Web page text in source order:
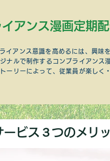
アンス漫画定期
イアンス意識を高めるには、興味
ナルで制作するコンプライアンス
ーリーによって、従業員が楽しく
ビス３つのメリ